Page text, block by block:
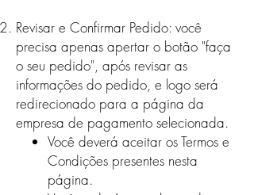
Revisar e Confirmar Pedido: você
precisa apenas apertar o botão "faça
o seu pedido", após revisar as
informações do pedido, e logo será
redirecionado para a página da
empresa de pagamento selecionada.
Você deverá aceitar os Termos e
Condições presentes nesta
página.